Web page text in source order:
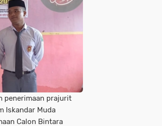
penerimaan prajurit
Iskandar Muda
Calon Bintara